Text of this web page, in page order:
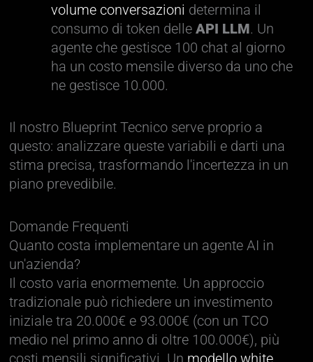
volume conversazioni determina il
consumo di token delleAPI LLM. Un
agente che gestisce 100 chat al giorno
ha un costo mensile diverso da uno che
ne gestisce 10.000.
Il nostro Blueprint Tecnico serve proprio a
questo: analizzare queste variabili e darti una
stima precisa, trasformando l'incertezza in un
piano prevedibile.
Domande Frequenti
Quanto costa implementare un agente AI in
un'azienda?
Il costo varia enormemente. Un approccio
tradizionale può richiedere un investimento
iniziale tra 20.000€ e 93.000€ (con un TCO
medio nel primo anno di oltre 100.000€), più
costi mensili significativi. Un modello white